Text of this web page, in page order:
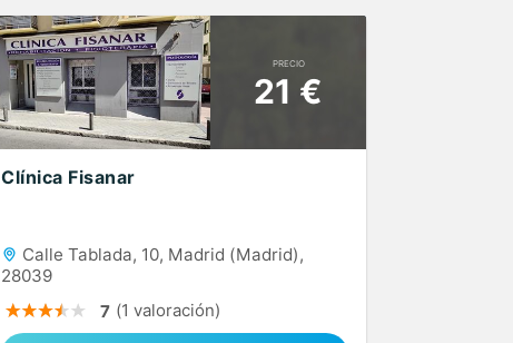
PRECIO
21 €
Clínica Fisanar
Calle Tablada, 10, Madrid (Madrid),
28039
7 (1 valoración)